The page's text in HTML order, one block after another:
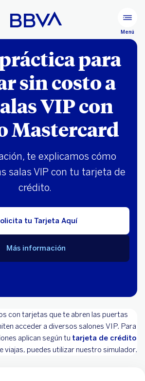
Menú
para
sin costo a
VIP con
Mastercard
te explicamos cómo
salas VIP con tu tarjeta de
crédito.
tu Tarjeta Aquí
Más información
con tarjetas que te abren las puertas
acceder a diversos salones VIP. Para
aplican según tu tarjeta de crédito
viajas, puedes utilizar nuestro simulador.